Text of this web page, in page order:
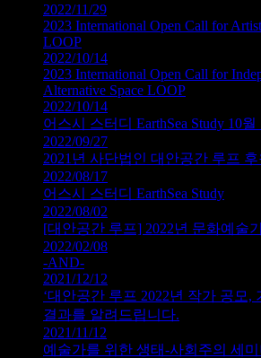
2022/11/29
2023 International Open Call for
LOOP
2022/10/14
2023 International Open Call for
Alternative Space LOOP
2022/10/14
어스시 스터디 EarthSea Study 10
2022/09/27
2021년 사단법인 대안공간 루프
2022/08/17
어스시 스터디 EarthSea Study
2022/08/02
[대안공간 루프] 2022년 문화예술
2022/02/08
-AND-
2021/12/12
‘대안공간 루프 2022년 작가 공모,
결과를 알려드립니다.
2021/11/12
예술가를 위한 생태-사회주의 세